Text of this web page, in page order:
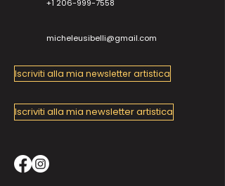
+1 206-999-7558
micheleusibelli@gmail.com
Iscriviti alla mia newsletter artistica
Iscriviti alla mia newsletter artistica